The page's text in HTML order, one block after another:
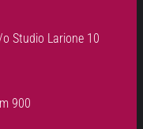
Studio Larione 10
900